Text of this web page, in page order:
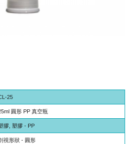
25
圓形 PP 真空瓶
膠, 塑膠 - PP
視形狀 - 圓形